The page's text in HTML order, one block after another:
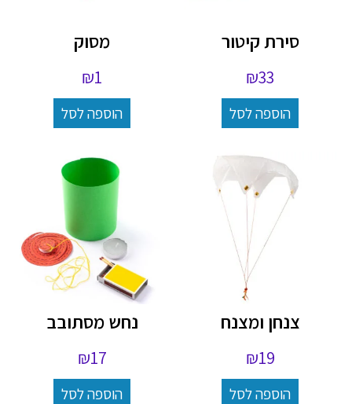
סירת קיטור
₪33
הוספה לסל
מסוק
₪1
הוספה לסל
צנחן ומצנח
₪19
הוספה לסל
נחש מסתובב
₪17
הוספה לסל